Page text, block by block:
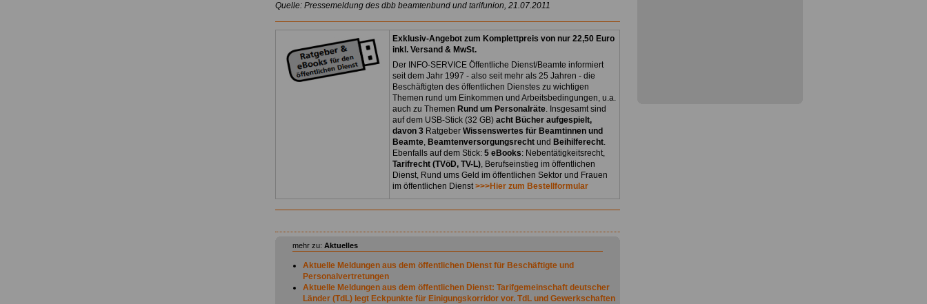
Quelle: Pressemeldung des dbb beamtenbund und tarifunion, 21.07.2011
Exklusiv-Angebot zum Komplettpreis von nur 22,50 Euro
inkl. Versand & MwSt.
Der INFO-SERVICE Öffentliche Dienst/Beamte informiert
seit dem Jahr 1997 - also seit mehr als 25 Jahren - die
Beschäftigten des öffentlichen Dienstes zu wichtigen
Themen rund um Einkommen und Arbeitsbedingungen, u.a.
auch zu Themen Rund um Personalräte. Insgesamt sind
auf dem USB-Stick (32 GB) acht Bücher aufgespielt,
davon 3 Ratgeber Wissenswertes für Beamtinnen und
Beamte, Beamtenversorgungsrecht und Beihilferecht.
Ebenfalls auf dem Stick: 5 eBooks: Nebentätigkeitsrecht,
Tarifrecht (TVöD, TV-L), Berufseinstieg im öffentlichen
Dienst, Rund ums Geld im öffentlichen Sektor und Frauen
im öffentlichen Dienst>>>Hier zum Bestellformular
mehr zu: Aktuelles
Aktuelle Meldungen aus dem öffentlichen Dienst für Beschäftigte und
Personalvertretungen
Aktuelle Meldungen aus dem öffentlichen Dienst: Tarifgemeinschaft deutscher
Länder (TdL) legt Eckpunkte für Einigungskorridor vor. TdL und Gewerkschaften